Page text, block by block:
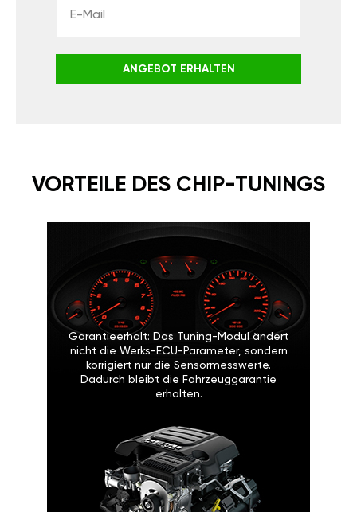
ANGEBOT ERHALTEN
VORTEILE DES CHIP-TUNINGS
Garantieerhalt: Das Tuning-Modul ändert
nicht die Werks-ECU-Parameter, sondern
korrigiert nur die Sensormesswerte.
Dadurch bleibt die Fahrzeuggarantie
erhalten.